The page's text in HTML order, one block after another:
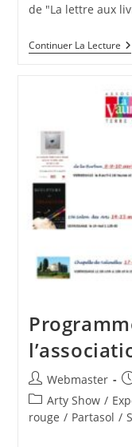
de "La lettre aux
Continuer La LectureFil
Auteur/autrice
de
la
Webmaster
Post
category:
Arty Show /
rouge / Partasol /